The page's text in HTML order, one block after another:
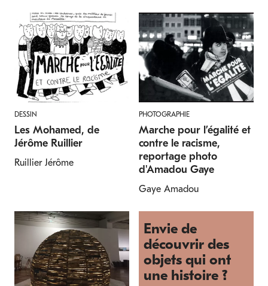
DESSIN
Les Mohamed, de
Jérôme Ruillier
Ruillier Jérôme
PHOTOGRAPHIE
Marche pour l’égalité et
contre le racisme,
reportage photo
d'Amadou Gaye
Gaye Amadou
Envie de
découvrir des
objets qui ont
une histoire ?